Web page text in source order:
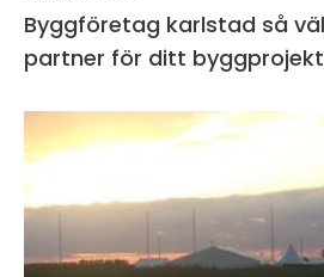
Byggföretag karlstad så väljer du rätt
partner för ditt byggprojekt